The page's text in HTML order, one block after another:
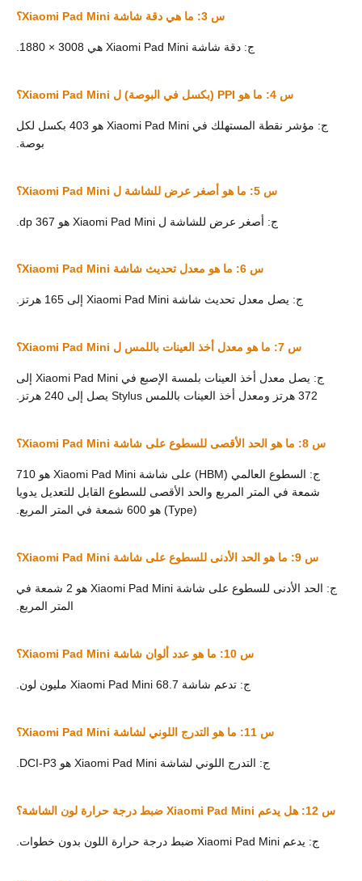
س 3: ما هي دقة شاشة Xiaomi Pad Mini؟
ج: دقة شاشة Xiaomi Pad Mini هي 3008 × 1880.
س 4: ما هو PPI (بكسل في البوصة) ل Xiaomi Pad Mini؟
ج: مؤشر نقطة المستهلك في Xiaomi Pad Mini هو 403 بكسل لكل
بوصة.
س 5: ما هو أصغر عرض للشاشة ل Xiaomi Pad Mini؟
ج: أصغر عرض للشاشة ل Xiaomi Pad Mini هو 367 dp.
س 6: ما هو معدل تحديث شاشة Xiaomi Pad Mini؟
ج: يصل معدل تحديث شاشة Xiaomi Pad Mini إلى 165 هرتز.
س 7: ما هو معدل أخذ العينات باللمس ل Xiaomi Pad Mini؟
ج: يصل معدل أخذ العينات بلمسة الإصبع في Xiaomi Pad Mini إلى
372 هرتز ومعدل أخذ العينات باللمس Stylus يصل إلى 240 هرتز.
س 8: ما هو الحد الأقصى للسطوع على شاشة Xiaomi Pad Mini؟
ج: السطوع العالمي (HBM) على شاشة Xiaomi Pad Mini هو 710
شمعة في المتر المربع والحد الأقصى للسطوع القابل للتعديل يدويا
(Type) هو 600 شمعة في المتر المربع.
س 9: ما هو الحد الأدنى للسطوع على شاشة Xiaomi Pad Mini؟
ج: الحد الأدنى للسطوع على شاشة Xiaomi Pad Mini هو 2 شمعة في
المتر المربع.
س 10: ما هو عدد ألوان شاشة Xiaomi Pad Mini؟
ج: تدعم شاشة Xiaomi Pad Mini 68.7 مليون لون.
س 11: ما هو التدرج اللوني لشاشة Xiaomi Pad Mini؟
ج: التدرج اللوني لشاشة Xiaomi Pad Mini هو DCI-P3.
س 12: هل يدعم Xiaomi Pad Mini ضبط درجة حرارة لون الشاشة؟
ج: يدعم Xiaomi Pad Mini ضبط درجة حرارة اللون بدون خطوات.